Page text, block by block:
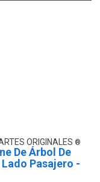
ORIGINALES
De Árbol De
Lado Pasajero -